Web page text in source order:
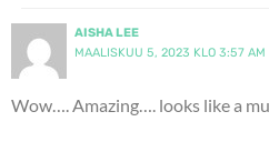
AISHA LEE
MAALISKUU 5, 2023 KLO 3:57 AM
Wow…. Amazing…. looks like a